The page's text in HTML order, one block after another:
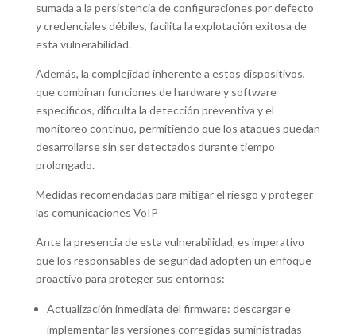
sumada a la persistencia de configuraciones por defecto
y credenciales débiles, facilita la explotación exitosa de
esta vulnerabilidad.
Además, la complejidad inherente a estos dispositivos,
que combinan funciones de hardware y software
específicos, dificulta la detección preventiva y el
monitoreo continuo, permitiendo que los ataques puedan
desarrollarse sin ser detectados durante tiempo
prolongado.
Medidas recomendadas para mitigar el riesgo y proteger
las comunicaciones VoIP
Ante la presencia de esta vulnerabilidad, es imperativo
que los responsables de seguridad adopten un enfoque
proactivo para proteger sus entornos:
Actualización inmediata del firmware: descargar e
implementar las versiones corregidas suministradas